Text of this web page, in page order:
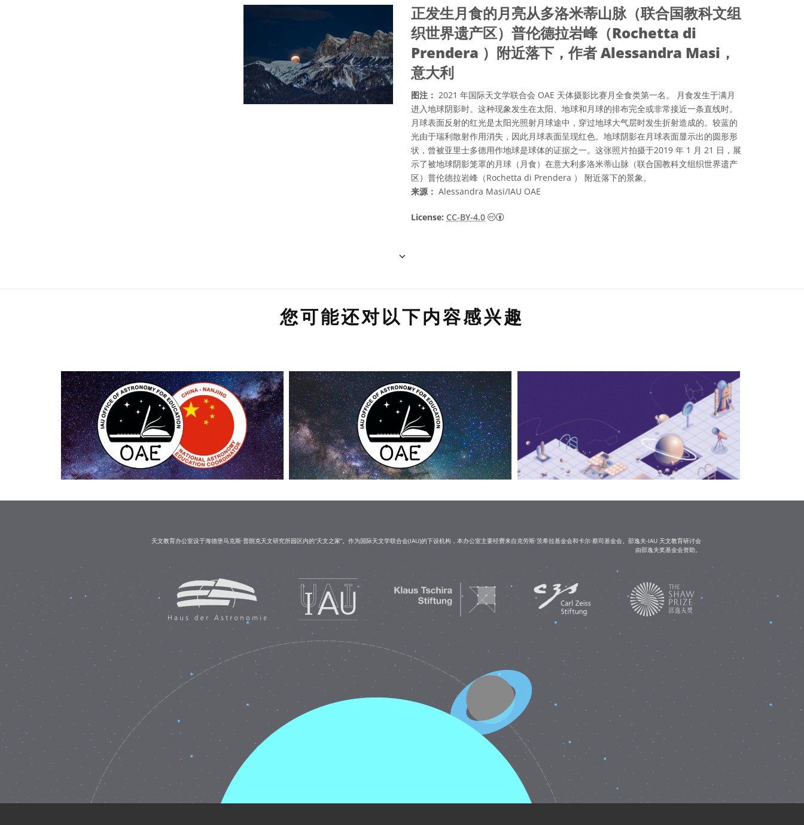
正发生月食的月亮从多洛米蒂山脉（联合国教科文组
织世界遗产区）普伦德拉岩峰（Rochetta di
Prendera ）附近落下，作者 Alessandra Masi，
意大利
图注： 2021 年国际天文学联合会 OAE 天体摄影比赛月全食类第一名。 月食发生于满月
进入地球阴影时。这种现象发生在太阳、地球和月球的排布完全或非常接近一条直线时。
月球表面反射的红光是太阳光照射月球途中，穿过地球大气层时发生折射造成的。较蓝的
光由于瑞利散射作用消失，因此月球表面呈现红色。地球阴影在月球表面显示出的圆形形
状，曾被亚里士多德用作地球是球体的证据之一。这张照片拍摄于2019 年 1 月 21 日，展
示了被地球阴影笼罩的月球（月食）在意大利多洛米蒂山脉（联合国教科文组织世界遗产
区）普伦德拉岩峰（Rochetta di Prendera ） 附近落下的景象。
来源： Alessandra Masi/IAU OAE
License: CC-BY-4.0 知识共享许可协议 署名 4.0 国际 (CC BY 4.0) 图标
您可能还对以下内容感兴趣
天文教育办公室设于海德堡马克斯·普朗克天文研究所园区内的“天文之家”。作为国际天文学联合会(IAU)的下设机构，本办公室主要经费来自克劳斯·茨希拉基金会和卡尔·蔡司基金会。邵逸夫-IAU 天文教育研讨会
由邵逸夫奖基金会资助。